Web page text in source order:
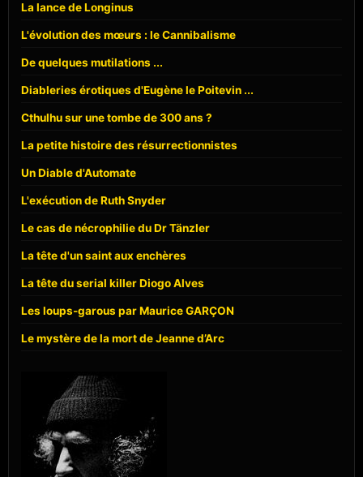
La lance de Longinus
L'évolution des mœurs : le Cannibalisme
De quelques mutilations ...
Diableries érotiques d'Eugène le Poitevin ...
Cthulhu sur une tombe de 300 ans ?
La petite histoire des résurrectionnistes
Un Diable d'Automate
L'exécution de Ruth Snyder
Le cas de nécrophilie du Dr Tänzler
La tête d'un saint aux enchères
La tête du serial killer Diogo Alves
Les loups-garous par Maurice GARÇON
Le mystère de la mort de Jeanne d’Arc